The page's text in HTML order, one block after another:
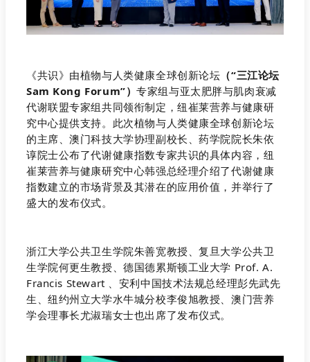
《共识》由植物与人类健康全球创新论坛 （“三江论坛
Sam Kong Forum”）专家组与亚太肥胖与肌肉衰减
代谢联盟专家组共同领衔制定，纽崔莱营养与健康研
究中心提供支持。此次植物与人类健康全球创新论坛
的主席、澳门科技大学协理副校长、药学院院长朱依
谆院士公布了代谢健康指数专家共识的具体内容，纽
崔莱营养与健康研究中心韩强总经理介绍了代谢健康
指数建立的市场背景及其潜在的应用价值，并举行了
盛大的发布仪式。
浙江大学公共卫生学院朱善宽教授、复旦大学公共卫
生学院何更生教授、德国德累斯顿工业大学 Prof. A.
Francis Stewart 、安利中国技术法规总经理彭先武先
生、纽约州立大学水牛城分校李俊旭教授、澳门营养
学会理事长尤淑瑞女士也出席了发布仪式。